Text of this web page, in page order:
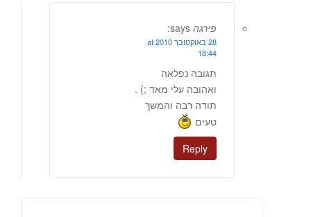
פירגה says:
28 באוקטובר 2010 at
18:44
תגובה נפלאה
ואהובה עלי מאד ;) .
תודה רבה והמשך
טעים
Reply